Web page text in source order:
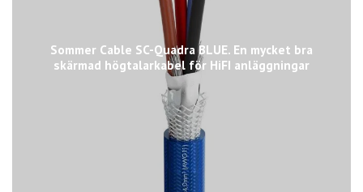
Sommer Cable SC-Quadra BLUE. En mycket bra
skärmad högtalarkabel för HiFI anläggningar